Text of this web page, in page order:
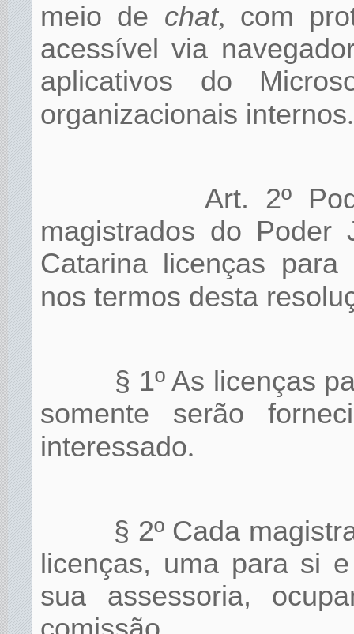
meio de chat, com
acessível via
aplicativos do
organizacionais internos.
Art. 2º
magistrados do Poder
Catarina licenças
nos termos desta
§ 1º As licenças
somente serão
interessado.
§ 2º Cada
licenças, uma para si
sua assessoria,